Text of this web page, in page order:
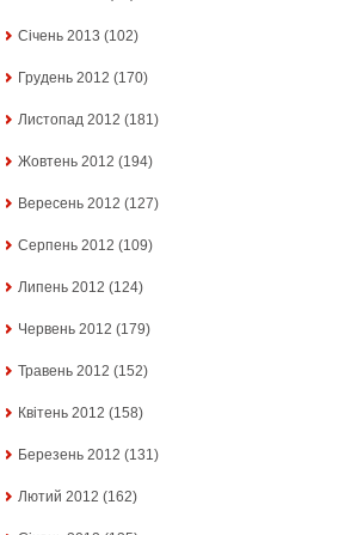
Січень 2013 (102)
Грудень 2012 (170)
Листопад 2012 (181)
Жовтень 2012 (194)
Вересень 2012 (127)
Серпень 2012 (109)
Липень 2012 (124)
Червень 2012 (179)
Травень 2012 (152)
Квітень 2012 (158)
Березень 2012 (131)
Лютий 2012 (162)